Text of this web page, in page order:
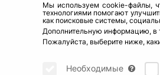
Мы используем cookie-файлы,
технологиями помогают
как поисковые системы,
Дополнительную информацию, в
Пожалуйста, выберите ниже,
Необходимые